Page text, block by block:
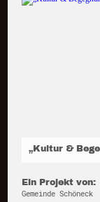
„Kultur &
Ein Projekt von:
Gemeinde Schöneck